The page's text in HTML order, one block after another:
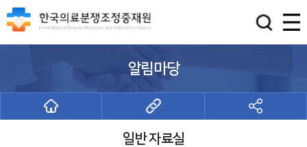
알림마당
일반 자료실